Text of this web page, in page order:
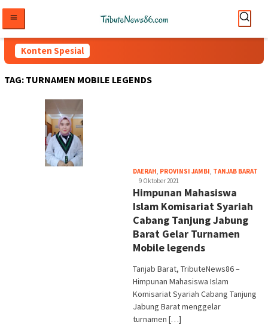
konten
Konten Spesial
TAG: TURNAMEN MOBILE LEGENDS
DAERAH, PROVINSI JAMBI, TANJAB BARAT
9 Oktober 2021
Himpunan Mahasiswa
Islam Komisariat Syariah
Cabang Tanjung Jabung
Barat Gelar Turnamen
Mobile legends
Tanjab Barat, TributeNews86 –
Himpunan Mahasiswa Islam
Komisariat Syariah Cabang Tanjung
Jabung Barat menggelar
turnamen […]